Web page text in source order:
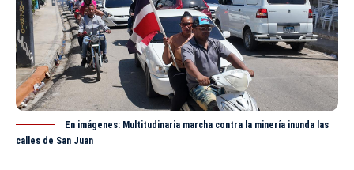
En imágenes: Multitudinaria marcha contra la minería inunda las
calles de San Juan